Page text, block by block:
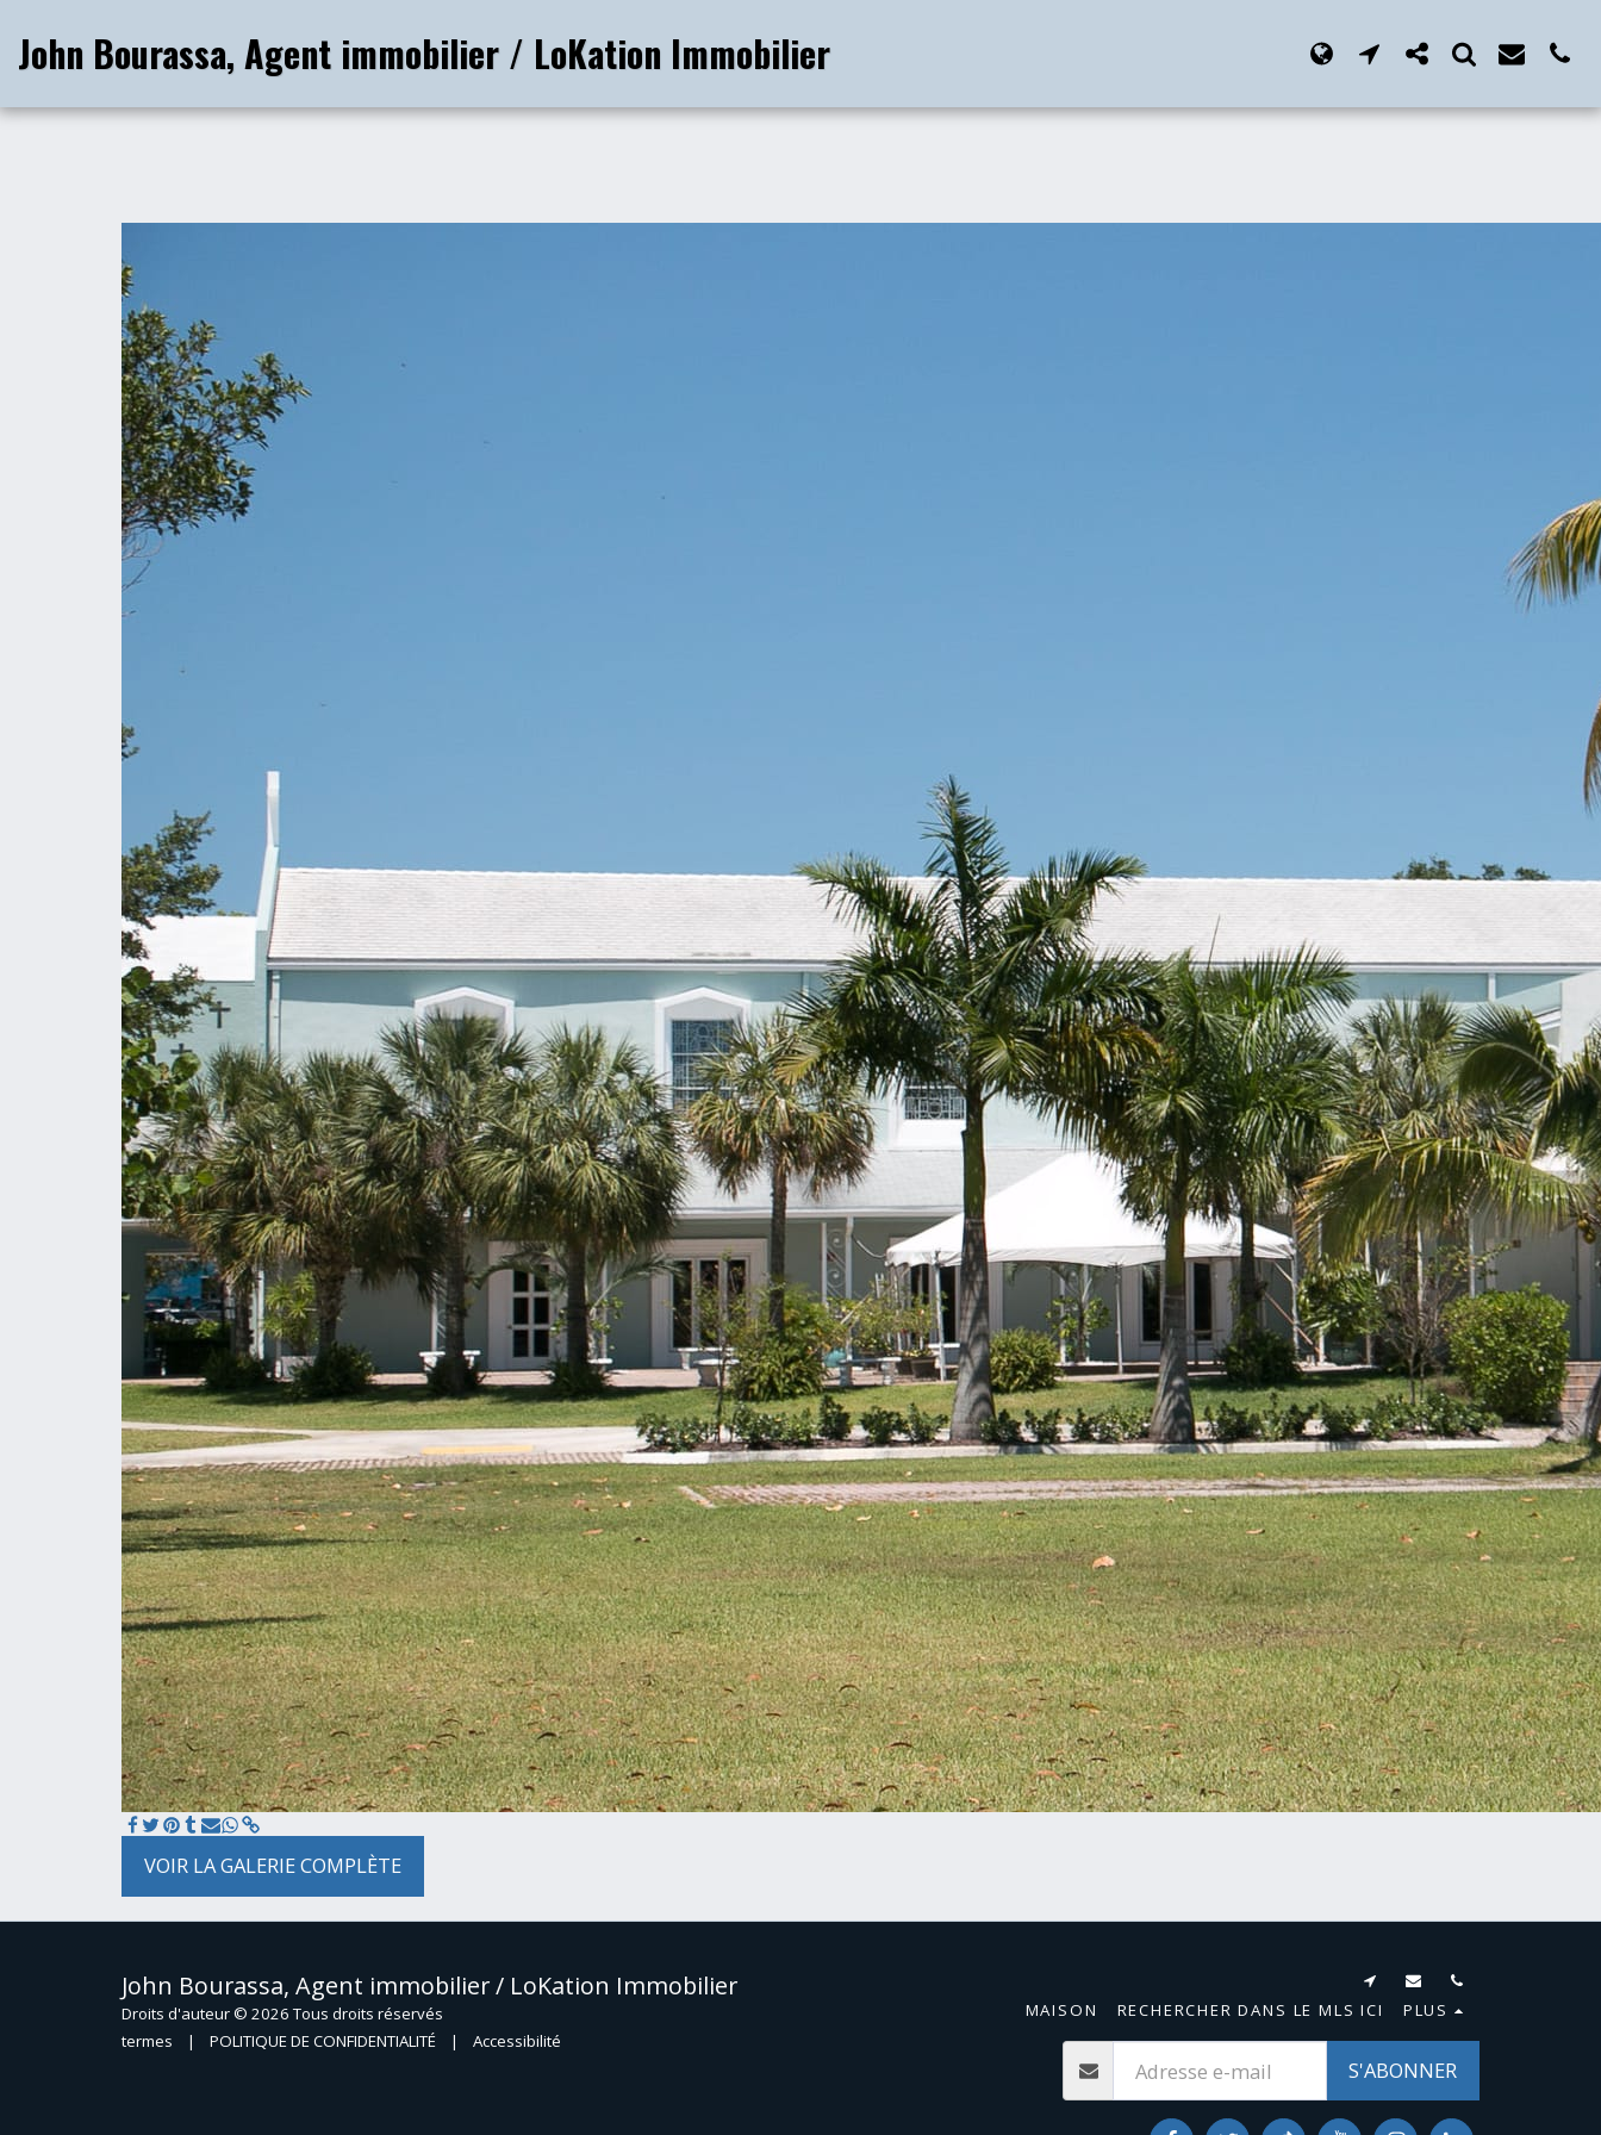
John Bourassa, Agent immobilier / LoKation Immobilier
VOIR LA GALERIE COMPLÈTE
John Bourassa, Agent immobilier / LoKation Immobilier
Droits d'auteur © 2026 Tous droits réservés
termes | POLITIQUE DE CONFIDENTIALITÉ | Accessibilité
MAISON RECHERCHER DANS LE MLS ICI PLUS
S'ABONNER